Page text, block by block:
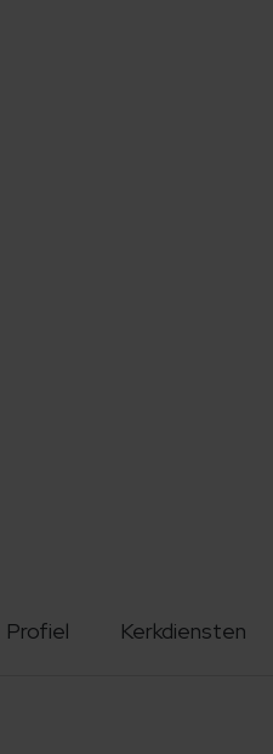
Profiel Kerkdiensten